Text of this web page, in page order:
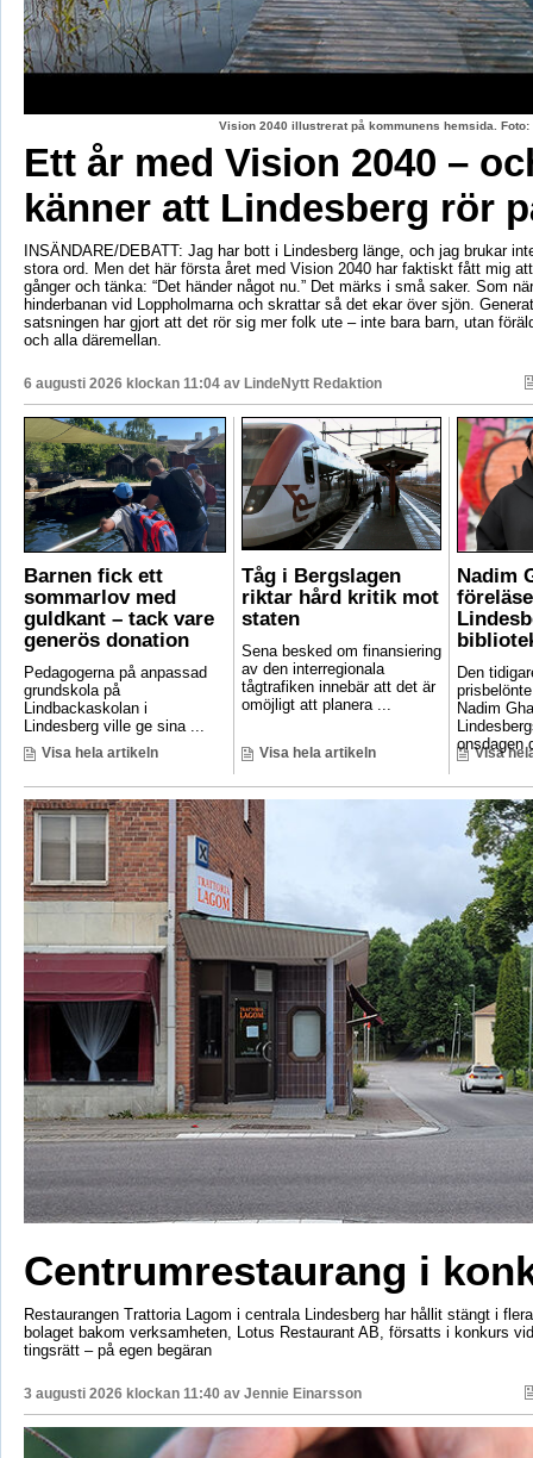
Vision 2040 illustrerat på kommunens hemsida.
Ett år med Vision 2040 –
känner att Lindesberg rör
INSÄNDARE/DEBATT: Jag har bott i Lindesberg länge, och jag brukar
stora ord. Men det här första året med Vision 2040 har faktiskt fått mig
gånger och tänka: “Det händer något nu.” Det märks i små saker. Som
hinderbanan vid Loppholmarna och skrattar så det ekar över sjön.
satsningen har gjort att det rör sig mer folk ute – inte bara barn, utan
och alla däremellan.
6 augusti 2026 klockan 11:04 av LindeNytt Redaktion
Barnen fick ett
sommarlov med
guldkant – tack vare
generös donation
Pedagogerna på anpassad
grundskola på
Lindbackaskolan i
Lindesberg ville ge sina ...
Visa hela artikeln
Tåg i Bergslagen
riktar hård kritik mot
staten
Sena besked om finansiering
av den interregionala
tågtrafiken innebär att det är
omöjligt att planera ...
Visa hela artikeln
Nadim
Den
Nadim
onsdagen
Visa
Centrumrestaurang i
Restaurangen Trattoria Lagom i centrala Lindesberg har hållit stängt i
bolaget bakom verksamheten, Lotus Restaurant AB, försatts i konkurs
tingsrätt – på egen begäran
3 augusti 2026 klockan 11:40 av Jennie Einarsson